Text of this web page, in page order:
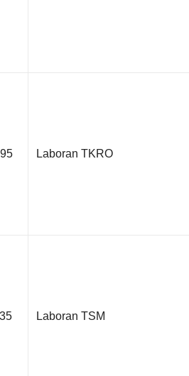
Laboran TKRO
Laboran TSM